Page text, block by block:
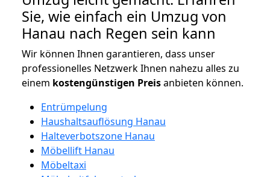
Sie, wie einfach ein Umzug von
Hanau nach Regen sein kann
Wir können Ihnen garantieren, dass unser
professionelles Netzwerk Ihnen nahezu alles zu
einem kostengünstigen Preisanbieten können.
Entrümpelung
Haushaltsauflösung Hanau
Halteverbotszone Hanau
Möbellift Hanau
Möbeltaxi